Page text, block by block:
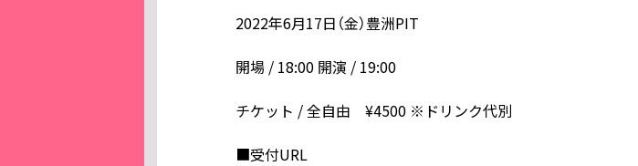
2022年6月17日（金）豊洲PIT
開場 / 18:00 開演 / 19:00
チケット / 全自由 ¥4500 ※ドリンク代別
■受付URL